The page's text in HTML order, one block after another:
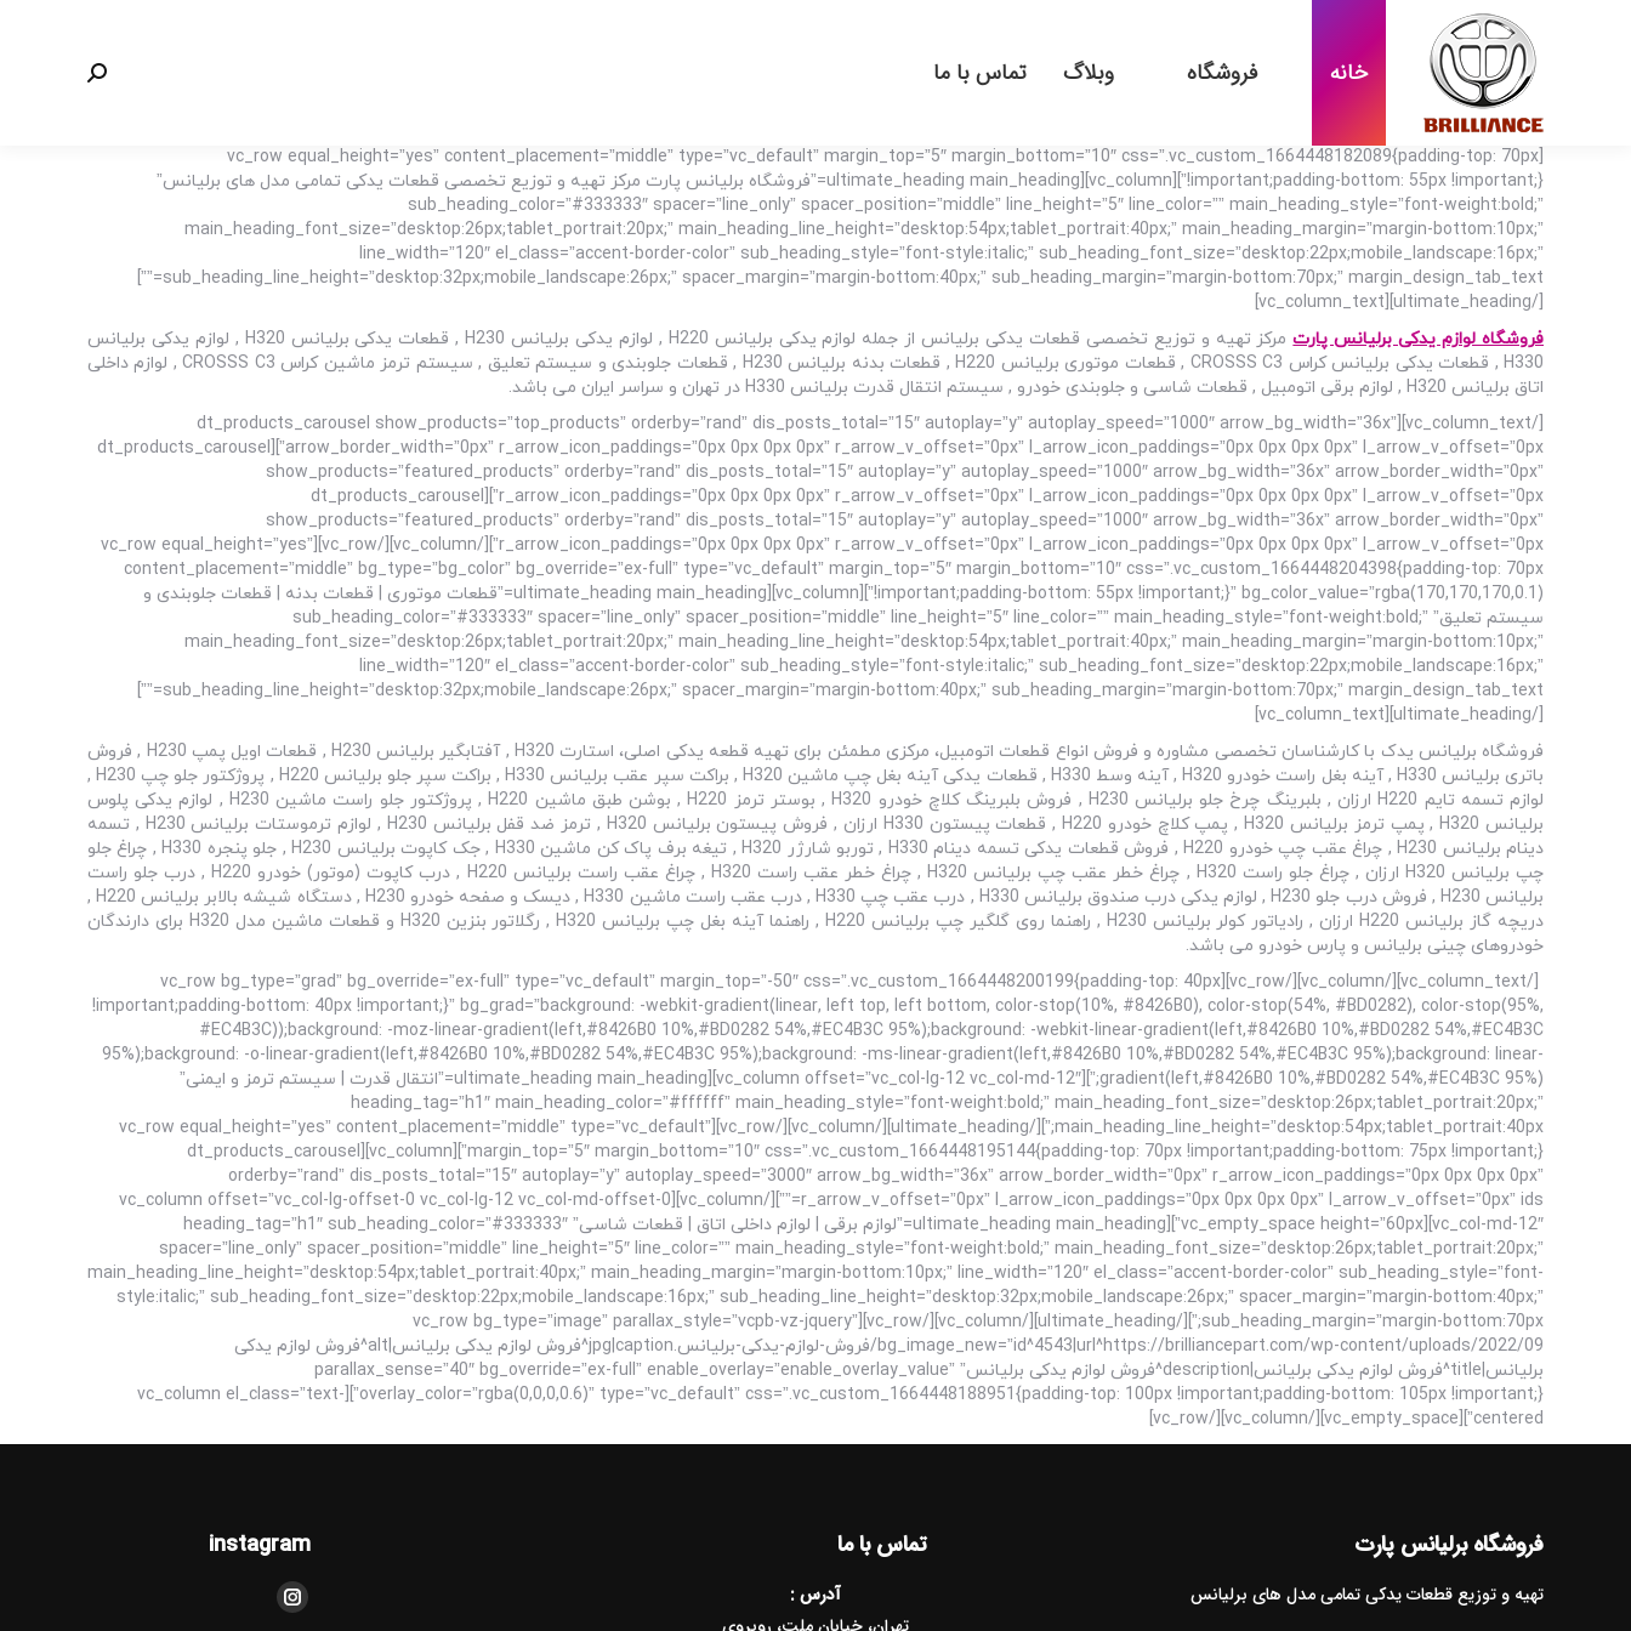
خانه فروشگاه وبلاگ تماس با ما جستجو:
[vc_row equal_height=”yes” content_placement=”middle” type=”vc_default” margin_top=”5″ margin_bottom=”10″ css=”.vc_custom_1664448182089{padding-top: 70px
!important;padding-bottom: 55px !important;}”][vc_column][ultimate_heading main_heading=”فروشگاه برلیانس پارت مرکز تهیه و توزیع تخصصی قطعات یدکی تمامی مدل های برلیانس”
sub_heading_color=”#333333″ spacer=”line_only” spacer_position=”middle” line_height=”5″ line_color=”” main_heading_style=”font-weight:bold;”
main_heading_font_size=”desktop:26px;tablet_portrait:20px;” main_heading_line_height=”desktop:54px;tablet_portrait:40px;” main_heading_margin=”margin-bottom:10px;”
line_width=”120″ el_class=”accent-border-color” sub_heading_style=”font-style:italic;” sub_heading_font_size=”desktop:22px;mobile_landscape:16px;”
sub_heading_line_height=”desktop:32px;mobile_landscape:26px;” spacer_margin=”margin-bottom:40px;” sub_heading_margin=”margin-bottom:70px;” margin_design_tab_text=””]
[/ultimate_heading][vc_column_text]
فروشگاه لوازم یدکی برلیانس پارت
مرکز تهیه و توزیع تخصصی قطعات یدکی برلیانس از جمله لوازم یدکی برلیانس H220 , لوازم یدکی برلیانس H230 , قطعات یدکی برلیانس H320 , لوازم یدکی برلیانس
H330 , قطعات یدکی برلیانس کراس CROSSS C3 , قطعات موتوری برلیانس H220 , قطعات بدنه برلیانس H230 , قطعات جلوبندی و سیستم تعلیق , سیستم ترمز ماشین کراس CROSSS C3 , لوازم داخلی
اتاق برلیانس H320 , لوازم برقی اتومبیل , قطعات شاسی و جلوبندی خودرو , سیستم انتقال قدرت برلیانس H330 در تهران و سراسر ایران می باشد.
[/vc_column_text][dt_products_carousel show_products=”top_products” orderby=”rand” dis_posts_total=”15″ autoplay=”y” autoplay_speed=”1000″ arrow_bg_width=”36x”
arrow_border_width=”0px” r_arrow_icon_paddings=”0px 0px 0px 0px” r_arrow_v_offset=”0px” l_arrow_icon_paddings=”0px 0px 0px 0px” l_arrow_v_offset=”0px”][dt_products_carousel
show_products=”featured_products” orderby=”rand” dis_posts_total=”15″ autoplay=”y” autoplay_speed=”1000″ arrow_bg_width=”36x” arrow_border_width=”0px”
r_arrow_icon_paddings=”0px 0px 0px 0px” r_arrow_v_offset=”0px” l_arrow_icon_paddings=”0px 0px 0px 0px” l_arrow_v_offset=”0px”][dt_products_carousel
show_products=”featured_products” orderby=”rand” dis_posts_total=”15″ autoplay=”y” autoplay_speed=”1000″ arrow_bg_width=”36x” arrow_border_width=”0px”
r_arrow_icon_paddings=”0px 0px 0px 0px” r_arrow_v_offset=”0px” l_arrow_icon_paddings=”0px 0px 0px 0px” l_arrow_v_offset=”0px”][/vc_column][/vc_row][vc_row equal_height=”yes”
content_placement=”middle” bg_type=”bg_color” bg_override=”ex-full” type=”vc_default” margin_top=”5″ margin_bottom=”10″ css=”.vc_custom_1664448204398{padding-top: 70px
!important;padding-bottom: 55px !important;}” bg_color_value=”rgba(170,170,170,0.1)”][vc_column][ultimate_heading main_heading=”قطعات موتوری | قطعات بدنه | قطعات جلوبندی و
سیستم تعلیق” sub_heading_color=”#333333″ spacer=”line_only” spacer_position=”middle” line_height=”5″ line_color=”” main_heading_style=”font-weight:bold;”
main_heading_font_size=”desktop:26px;tablet_portrait:20px;” main_heading_line_height=”desktop:54px;tablet_portrait:40px;” main_heading_margin=”margin-bottom:10px;”
line_width=”120″ el_class=”accent-border-color” sub_heading_style=”font-style:italic;” sub_heading_font_size=”desktop:22px;mobile_landscape:16px;”
sub_heading_line_height=”desktop:32px;mobile_landscape:26px;” spacer_margin=”margin-bottom:40px;” sub_heading_margin=”margin-bottom:70px;” margin_design_tab_text=””]
[/ultimate_heading][vc_column_text]
فروشگاه برلیانس یدک با کارشناسان تخصصی مشاوره و فروش انواع قطعات اتومبیل، مرکزی مطمئن برای تهیه قطعه یدکی اصلی، استارت H320 , آفتابگیر برلیانس H230 , قطعات اویل پمپ H230 , فروش
باتری برلیانس H330 , آینه بغل راست خودرو H320 , آینه وسط H330 , قطعات یدکی آینه بغل چپ ماشین H320 , براکت سپر عقب برلیانس H330 , براکت سپر جلو برلیانس H220 , پروژکتور جلو چپ H230 ,
لوازم تسمه تایم H220 ارزان , بلبرینگ چرخ جلو برلیانس H230 , فروش بلبرینگ کلاچ خودرو H320 , بوستر ترمز H220 , بوشن طبق ماشین H220 , پروژکتور جلو راست ماشین H230 , لوازم یدکی پلوس
برلیانس H320 , پمپ ترمز برلیانس H320 , پمپ کلاچ خودرو H220 , قطعات پیستون H330 ارزان , فروش پیستون برلیانس H320 , ترمز ضد قفل برلیانس H230 , لوازم ترموستات برلیانس H230 , تسمه
دینام برلیانس H230 , چراغ عقب چپ خودرو H220 , فروش قطعات یدکی تسمه دینام H330 , توربو شارژر H320 , تیغه برف پاک کن ماشین H330 , جک کاپوت برلیانس H230 , جلو پنجره H330 , چراغ جلو
چپ برلیانس H320 ارزان , چراغ جلو راست H320 , چراغ خطر عقب چپ برلیانس H320 , چراغ خطر عقب راست H320 , چراغ عقب راست برلیانس H220 , درب کاپوت (موتور) خودرو H220 , درب جلو راست
برلیانس H230 , فروش درب جلو H230 , لوازم یدکی درب صندوق برلیانس H330 , درب عقب چپ H330 , درب عقب راست ماشین H330 , دیسک و صفحه خودرو H230 , دستگاه شیشه بالابر برلیانس H220 ,
دریچه گاز برلیانس H220 ارزان , رادیاتور کولر برلیانس H230 , راهنما روی گلگیر چپ برلیانس H220 , راهنما آینه بغل چپ برلیانس H320 , رگلاتور بنزین H320 و قطعات ماشین مدل H320 برای دارندگان
خودروهای چینی برلیانس و پارس خودرو می باشد.
[/vc_column_text][/vc_column][/vc_row][vc_row bg_type=”grad” bg_override=”ex-full” type=”vc_default” margin_top=”-50″ css=”.vc_custom_1664448200199{padding-top: 40px
!important;padding-bottom: 40px !important;}” bg_grad=”background: -webkit-gradient(linear, left top, left bottom, color-stop(10%, #8426B0), color-stop(54%, #BD0282), color-stop(95%,
#EC4B3C));background: -moz-linear-gradient(left,#8426B0 10%,#BD0282 54%,#EC4B3C 95%);background: -webkit-linear-gradient(left,#8426B0 10%,#BD0282 54%,#EC4B3C
95%);background: -o-linear-gradient(left,#8426B0 10%,#BD0282 54%,#EC4B3C 95%);background: -ms-linear-gradient(left,#8426B0 10%,#BD0282 54%,#EC4B3C 95%);background: linear-
gradient(left,#8426B0 10%,#BD0282 54%,#EC4B3C 95%);”][vc_column offset=”vc_col-lg-12 vc_col-md-12″][ultimate_heading main_heading=”انتقال قدرت | سیستم ترمز و ایمنی”
heading_tag=”h1″ main_heading_color=”#ffffff” main_heading_style=”font-weight:bold;” main_heading_font_size=”desktop:26px;tablet_portrait:20px;”
main_heading_line_height=”desktop:54px;tablet_portrait:40px;”][/ultimate_heading][/vc_column][/vc_row][vc_row equal_height=”yes” content_placement=”middle” type=”vc_default”
margin_top=”5″ margin_bottom=”10″ css=”.vc_custom_1664448195144{padding-top: 70px !important;padding-bottom: 75px !important;}”][vc_column][dt_products_carousel
orderby=”rand” dis_posts_total=”15″ autoplay=”y” autoplay_speed=”3000″ arrow_bg_width=”36x” arrow_border_width=”0px” r_arrow_icon_paddings=”0px 0px 0px 0px”
r_arrow_v_offset=”0px” l_arrow_icon_paddings=”0px 0px 0px 0px” l_arrow_v_offset=”0px” ids=””][/vc_column][vc_column offset=”vc_col-lg-offset-0 vc_col-lg-12 vc_col-md-offset-0
vc_col-md-12″][vc_empty_space height=”60px”][ultimate_heading main_heading=”لوازم برقی | لوازم داخلی اتاق | قطعات شاسی” heading_tag=”h1″ sub_heading_color=”#333333″
spacer=”line_only” spacer_position=”middle” line_height=”5″ line_color=”” main_heading_style=”font-weight:bold;” main_heading_font_size=”desktop:26px;tablet_portrait:20px;”
main_heading_line_height=”desktop:54px;tablet_portrait:40px;” main_heading_margin=”margin-bottom:10px;” line_width=”120″ el_class=”accent-border-color” sub_heading_style=”font-
style:italic;” sub_heading_font_size=”desktop:22px;mobile_landscape:16px;” sub_heading_line_height=”desktop:32px;mobile_landscape:26px;” spacer_margin=”margin-bottom:40px;”
sub_heading_margin=”margin-bottom:70px;”][/ultimate_heading][/vc_column][/vc_row][vc_row bg_type=”image” parallax_style=”vcpb-vz-jquery”
bg_image_new=”id^4543|url^https://brilliancepart.com/wp-content/uploads/2022/09/فروش-لوازم-یدکی-برلیانس.jpg|caption^فروش لوازم یدکی برلیانس|alt^فروش لوازم یدکی
برلیانس|title^فروش لوازم یدکی برلیانس|description^فروش لوازم یدکی برلیانس” parallax_sense=”40″ bg_override=”ex-full” enable_overlay=”enable_overlay_value”
overlay_color=”rgba(0,0,0,0.6)” type=”vc_default” css=”.vc_custom_1664448188951{padding-top: 100px !important;padding-bottom: 105px !important;}”][vc_column el_class=”text-
centered”][vc_empty_space][/vc_column][/vc_row]
فروشگاه برلیانس پارت
تهیه و توزیع قطعات یدکی تمامی مدل های برلیانس
تماس با ما
آدرس :
instagram
مارا در اینجا پیدا کنید:
اینستاگرام